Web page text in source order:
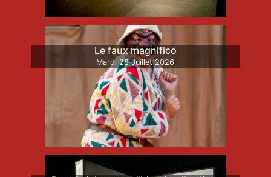
Le faux magnifico
Mardi 28 Juillet 2026